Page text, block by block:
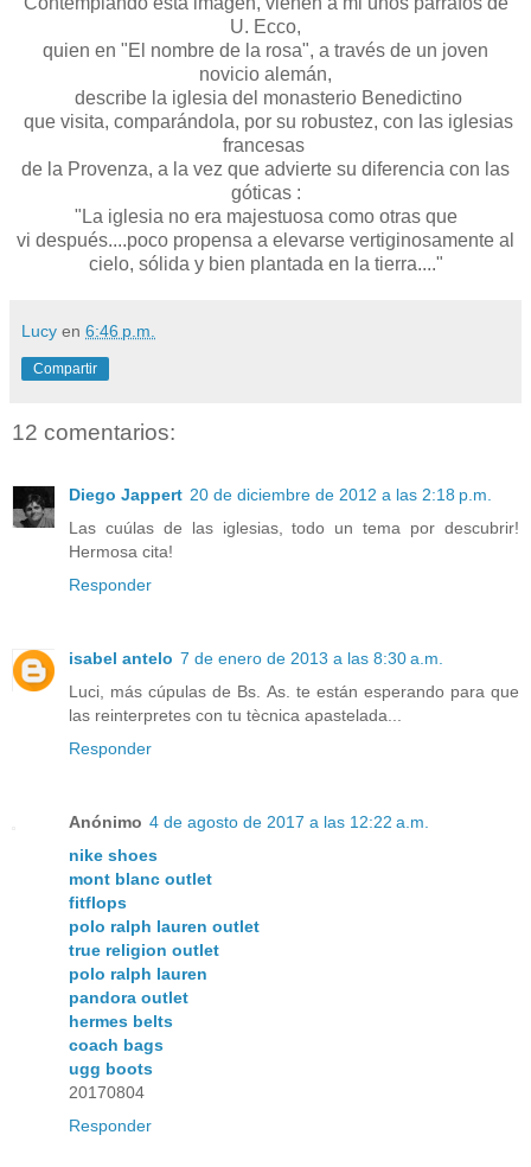
U. Ecco,
quien en "El nombre de la rosa", a través de un joven
novicio alemán,
describe la iglesia del monasterio Benedictino
que visita, comparándola, por su robustez, con las iglesias
francesas
de la Provenza, a la vez que advierte su diferencia con las
góticas :
"La iglesia no era majestuosa como otras que
vi después....poco propensa a elevarse vertiginosamente al
cielo, sólida y bien plantada en la tierra...."
Lucy en 6:46 p.m.
Compartir
12 comentarios:
Diego Jappert 20 de diciembre de 2012 a las 2:18 p.m.
Las cuúlas de las iglesias, todo un tema por descubrir!
Hermosa cita!
Responder
isabel antelo 7 de enero de 2013 a las 8:30 a.m.
Luci, más cúpulas de Bs. As. te están esperando para que
las reinterpretes con tu tècnica apastelada...
Responder
Anónimo 4 de agosto de 2017 a las 12:22 a.m.
nike shoes
mont blanc outlet
fitflops
polo ralph lauren outlet
true religion outlet
polo ralph lauren
pandora outlet
hermes belts
coach bags
ugg boots
20170804
Responder